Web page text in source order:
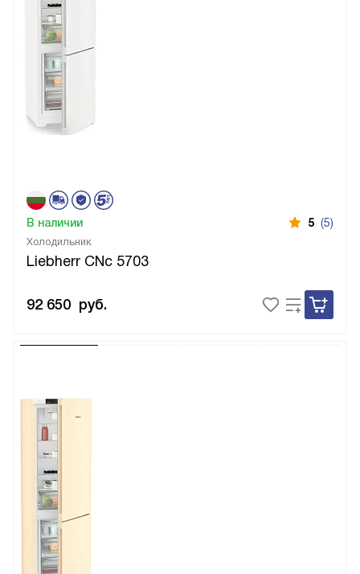
Холодильник
Liebherr CNc 5703
В наличии 5 (5)
92 650 руб.